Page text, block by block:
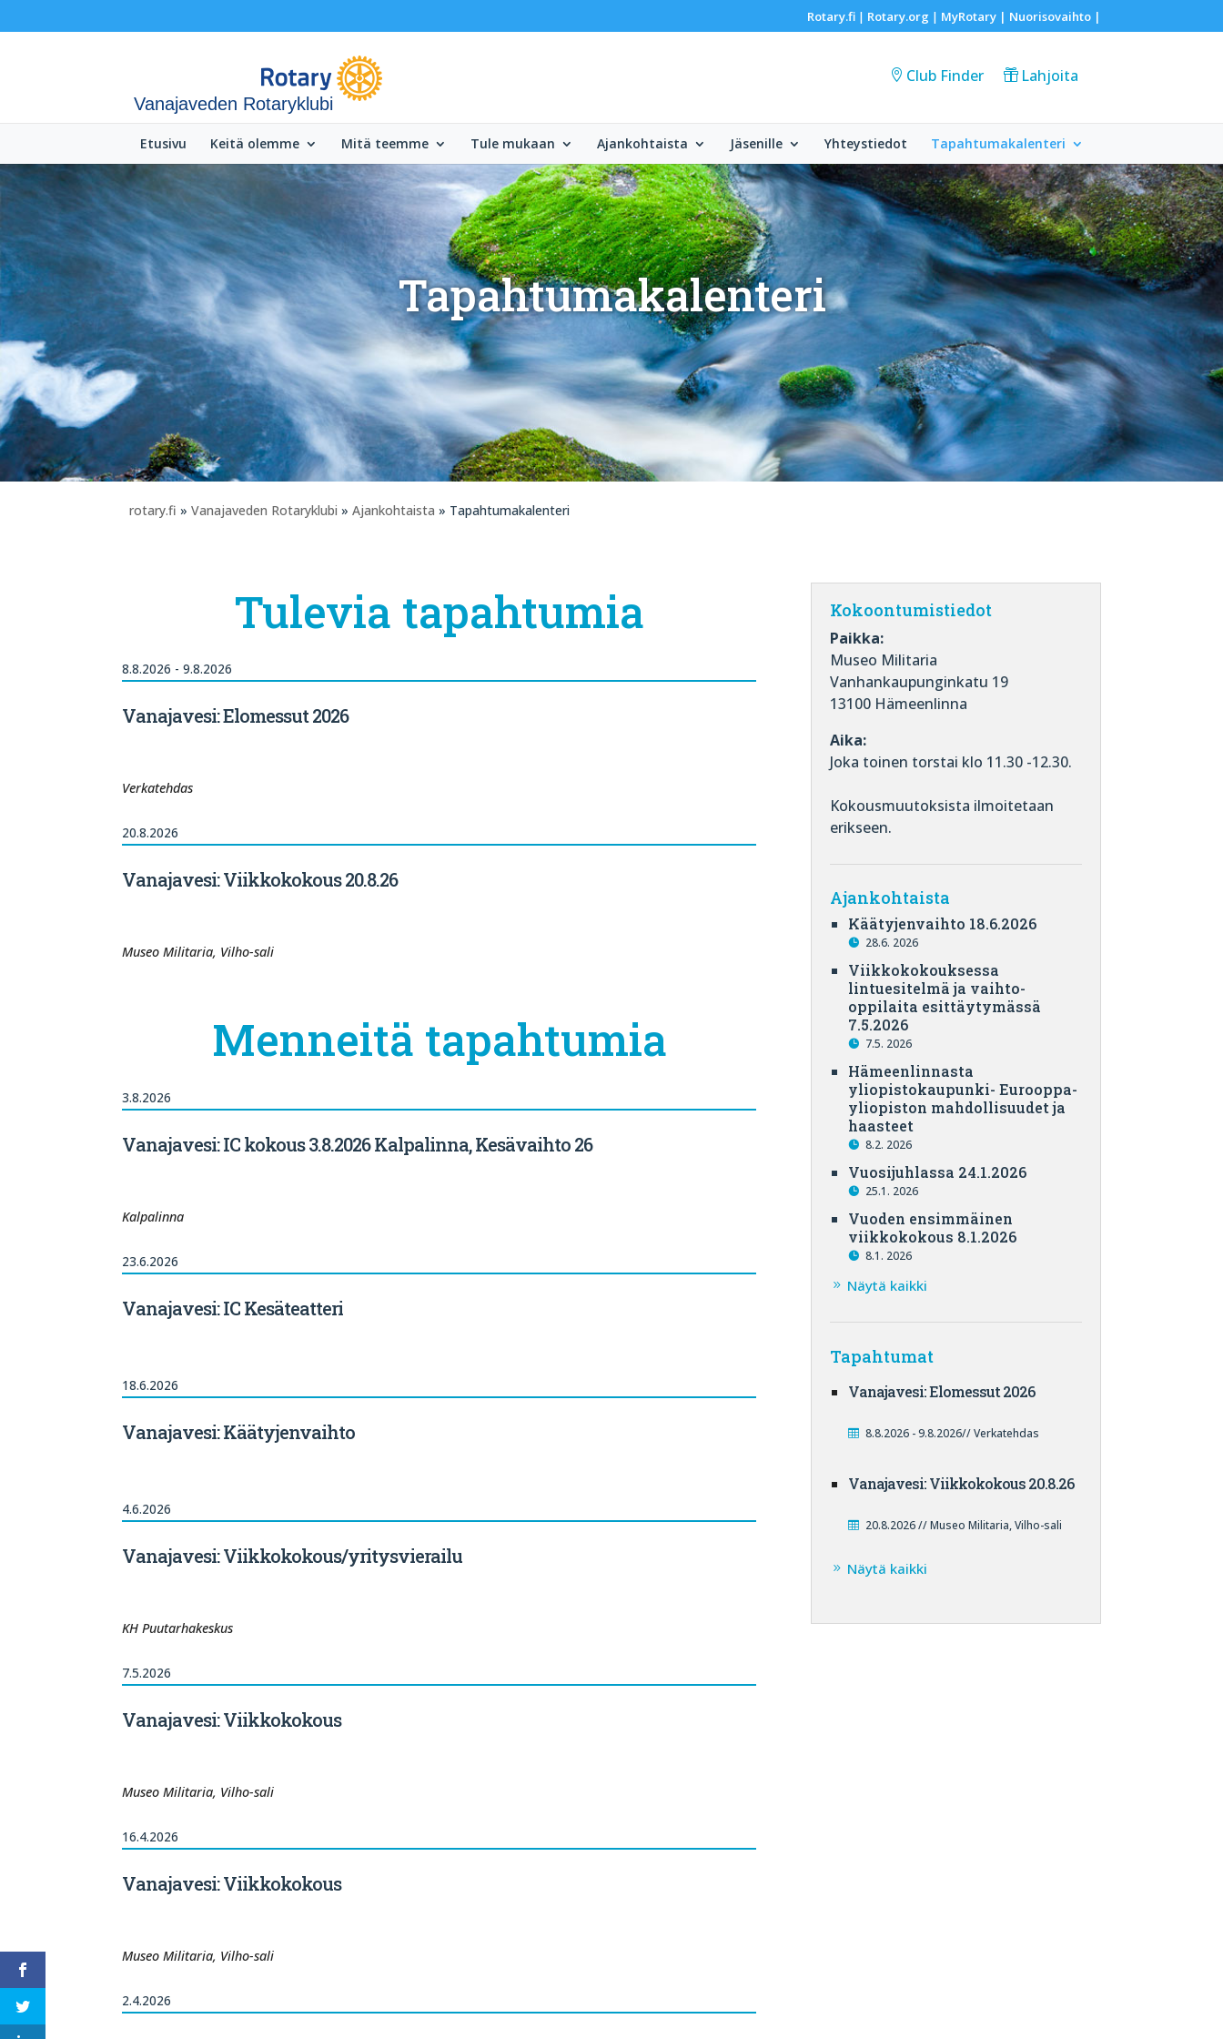
Rotary.fi| Rotary.org | MyRotary | Nuorisovaihto|
Vanajaveden Rotaryklubi
Club Finder Lahjoita
Etusivu Keitä olemme Mitä teemme Tule mukaan Ajankohtaista Jäsenille Yhteystiedot Tapahtumakalenteri
Tapahtumakalenteri
rotary.fi » Vanajaveden Rotaryklubi » Ajankohtaista » Tapahtumakalenteri
Tulevia tapahtumia
8.8.2026 - 9.8.2026
Vanajavesi: Elomessut 2026
Verkatehdas
20.8.2026
Vanajavesi: Viikkokokous 20.8.26
Museo Militaria, Vilho-sali
Menneitä tapahtumia
3.8.2026
Vanajavesi: IC kokous 3.8.2026 Kalpalinna, Kesävaihto 26
Kalpalinna
23.6.2026
Vanajavesi: IC Kesäteatteri
18.6.2026
Vanajavesi: Käätyjenvaihto
4.6.2026
Vanajavesi: Viikkokokous/yritysvierailu
KH Puutarhakeskus
7.5.2026
Vanajavesi: Viikkokokous
Museo Militaria, Vilho-sali
16.4.2026
Vanajavesi: Viikkokokous
Museo Militaria, Vilho-sali
2.4.2026
Kokoontumistiedot
Paikka:
Museo Militaria
Vanhankaupunginkatu 19
13100 Hämeenlinna
Aika:
Joka toinen torstai klo 11.30 -12.30.
Kokousmuutoksista ilmoitetaan
erikseen.
Ajankohtaista
Käätyjenvaihto 18.6.2026
28.6. 2026
Viikkokokouksessa
lintuesitelmä ja vaihto-
oppilaita esittäytymässä
7.5.2026
7.5. 2026
Hämeenlinnasta
yliopistokaupunki- Eurooppa-
yliopiston mahdollisuudet ja
haasteet
8.2. 2026
Vuosijuhlassa 24.1.2026
25.1. 2026
Vuoden ensimmäinen
viikkokokous 8.1.2026
8.1. 2026
Näytä kaikki
Tapahtumat
Vanajavesi: Elomessut 2026
8.8.2026 - 9.8.2026// Verkatehdas
Vanajavesi: Viikkokokous 20.8.26
20.8.2026 // Museo Militaria, Vilho-sali
Näytä kaikki